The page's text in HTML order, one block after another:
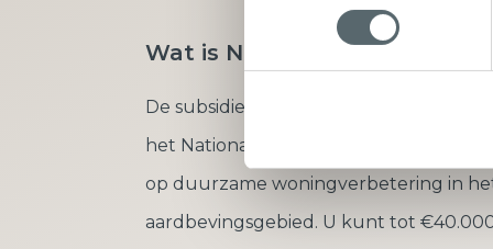
Wat is Nij Begun?
De subsidieregeling ‘Nij Begun’ is
het Nationaal Programma Groningen
op duurzame woningverbetering in
aardbevingsgebied. U kunt tot